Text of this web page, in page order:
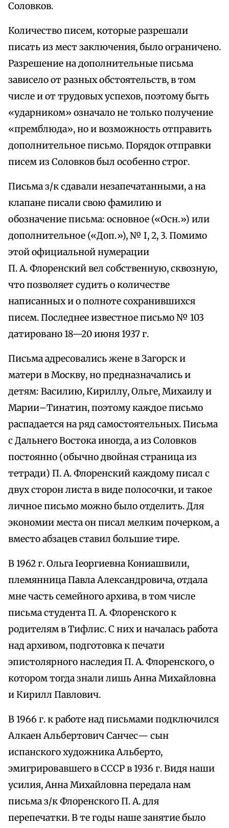
Соловков.
Количество писем, которые разрешали
писать из мест заключения, было ограничено.
Разрешение на дополнительные письма
зависело от разных обстоятельств, в том
числе и от трудовых успехов, поэтому быть
«ударником» означало не только получение
«премблюда», но и возможность отправить
дополнительное письмо. Порядок отправки
писем из Соловков был особенно строг.
Письма з/к сдавали незапечатанными, а на
клапане писали свою фамилию и
обозначение письма: основное («Осн.») или
дополнительное («Доп.»), № I, 2, 3. Помимо
этой официальной нумерации
П. А. Флоренский вел собственную, сквозную,
что позволяет судить о количестве
написанных и о полноте сохранившихся
писем. Последнее известное письмо № 103
датировано 18—20 июня 1937 г.
Письма адресовались жене в Загорск и
матери в Москву, но предназначались и
детям: Василию, Кириллу, Ольге, Михаилу и
Марии–Тинатин, поэтому каждое письмо
распадается на ряд самостоятельных. Письма
с Дальнего Востока иногда, а из Соловков
постоянно (обычно двойная страница из
тетради) П. А. Флоренский каждому писал с
двух сторон листа в виде полосочки, и такое
личное письмо можно было отделить. Для
экономии места он писал мелким почерком, а
вместо абзацев ставил большие тире.
B 1962 г. Ольга Іеоргиевна Кониашвили,
племянница Павла Александровича, отдала
мне часть семейного архива, в том числе
письма студента П. А. Флоренского к
родителям в Тифлис. С них и началась работа
над архивом, подготовка к печати
эпистолярного наследия П. А. Флоренского, о
котором тогда знали лишь Анна Михайловна
и Кирилл Павлович.
B 1966 г. к работе над письмами подключился
Алкаен Альбертович Санчес— сын
испанского художника Альберто,
эмигрировавшего в СССР в 1936 г. Видя наши
усилия, Анна Михайловна передала нам
письма з/к Флоренского П. А. для
перепечатки. B те годы наше занятие было